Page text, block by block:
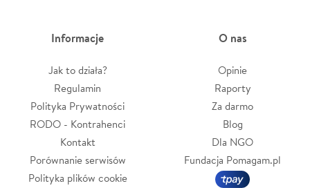
Informacje
Jak to działa?
Regulamin
Polityka Prywatności
RODO - Kontrahenci
Kontakt
Porównanie serwisów
Polityka plików cookie
O nas
Opinie
Raporty
Za darmo
Blog
Dla NGO
Fundacja Pomagam.pl